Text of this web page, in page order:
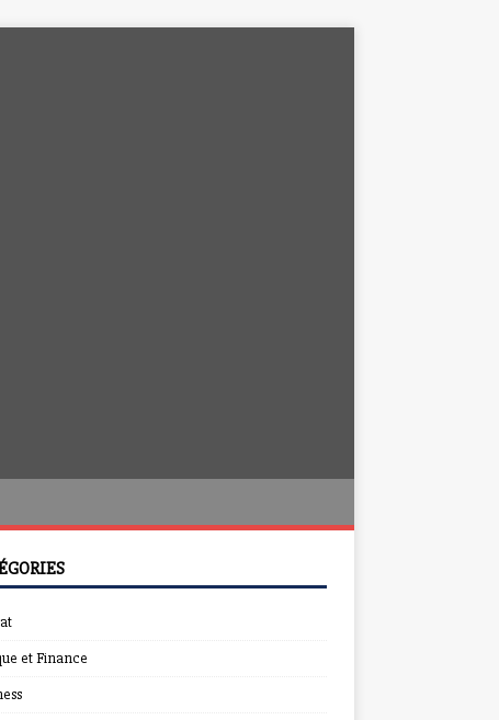
et Finance